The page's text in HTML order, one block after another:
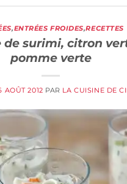
,ENTRÉES FROIDES,RECETTES
de surimi, citron
pomme verte
AOÛT 2012 PAR LA CUISINE DE